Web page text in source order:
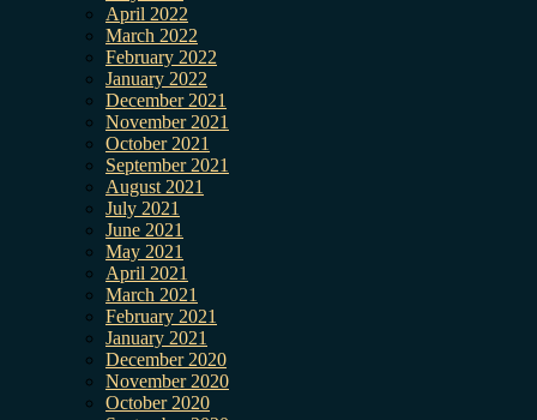
April 2022
March 2022
February 2022
January 2022
December 2021
November 2021
October 2021
September 2021
August 2021
July 2021
June 2021
May 2021
April 2021
March 2021
February 2021
January 2021
December 2020
November 2020
October 2020